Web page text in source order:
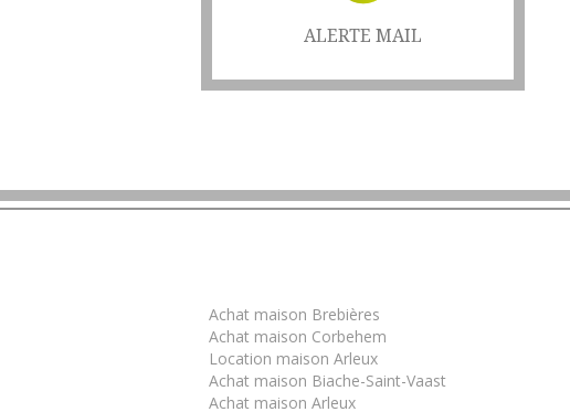
ALERTE MAIL
Achat maison Brebières
Achat maison Corbehem
Location maison Arleux
Achat maison Biache-Saint-Vaast
Achat maison Arleux